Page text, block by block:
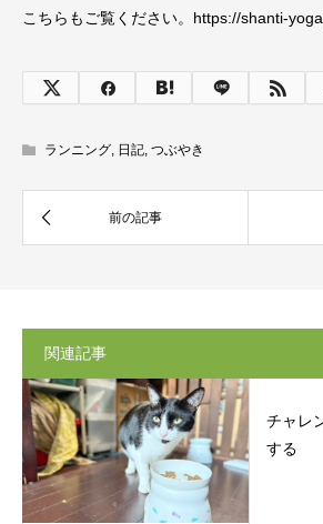
こちらもご覧ください。https://shanti-
ランニング, 日記, つぶやき
関連記事
チャレ
する